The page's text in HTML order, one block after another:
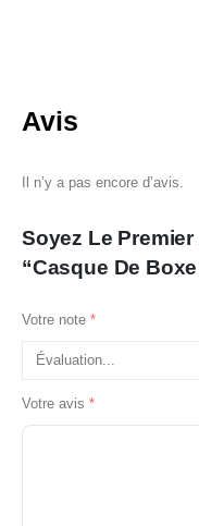
Avis
Il n’y a pas encore d’avis.
Soyez Le
“Casque De
Votre note *
Votre avis *